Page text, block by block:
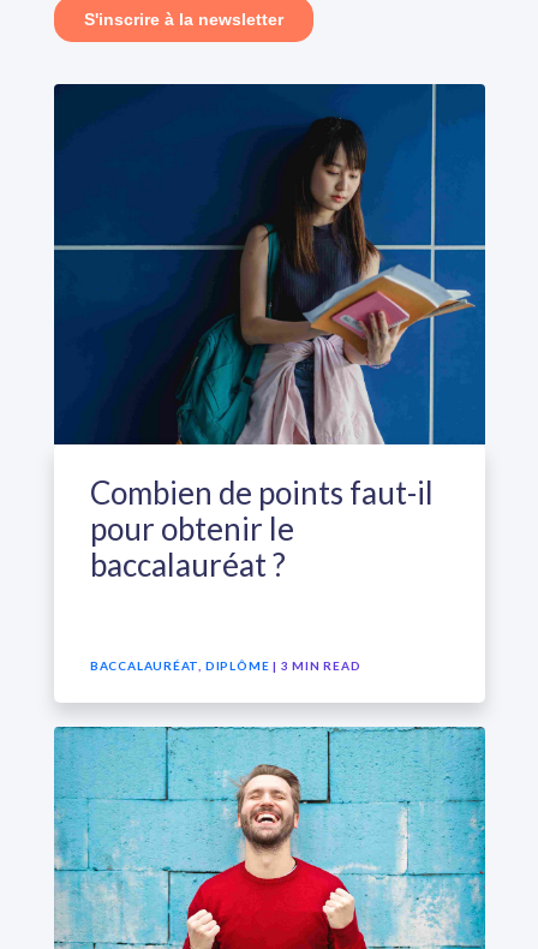
Combien de points faut-il
pour obtenir le
baccalauréat ?
BACCALAURÉAT DIPLÔME | 3 MIN READ